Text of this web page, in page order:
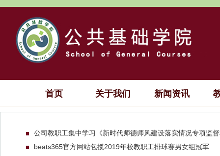
首页 关于我们 新闻资讯
公司教职工集中学习《新时代师德师风建设落实情况专项监
beats365官方网站包揽2019年校教职工排球赛男女组冠军